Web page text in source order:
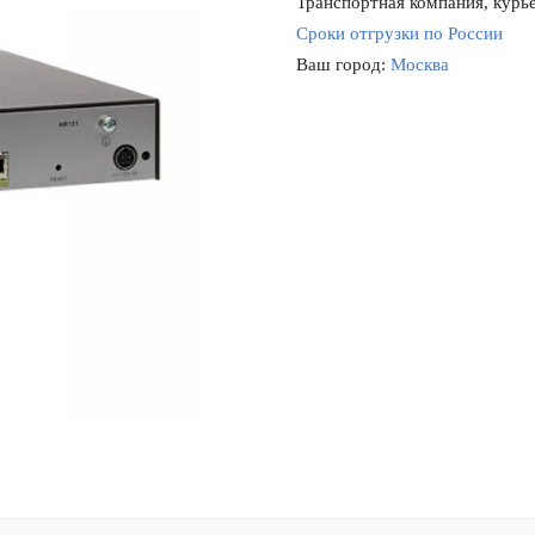
Сроки отгрузки по России
Ваш город: Москва